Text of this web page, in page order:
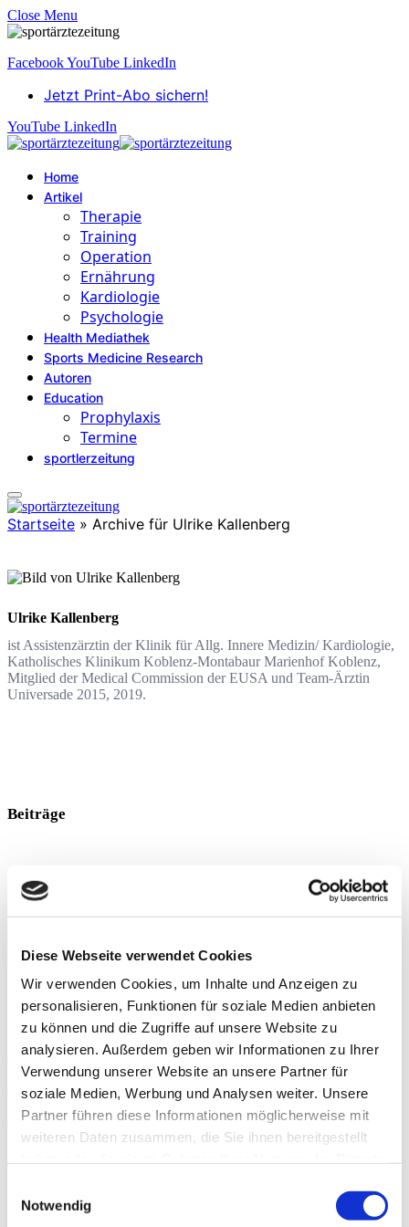
Diese Webseite verwendet Cookies
Wir verwenden Cookies, um Inhalte und Anzeigen zu
personalisieren, Funktionen für soziale Medien anbieten
zu können und die Zugriffe auf unsere Website zu
analysieren. Außerdem geben wir Informationen zu Ihrer
Verwendung unserer Website an unsere Partner für
soziale Medien, Werbung und Analysen weiter. Unsere
Partner führen diese Informationen möglicherweise mit
weiteren Daten zusammen, die Sie ihnen bereitgestellt
Notwendig
Close Menu
FacebookYouTube LinkedIn
Jetzt Print-Abo sichern!
YouTube LinkedIn
Home
Artikel
Therapie
Training
Operation
Ernährung
Kardiologie
Psychologie
Health Mediathek
Sports Medicine Research
Autoren
Education
Prophylaxis
Termine
sportlerzeitung
Startseite » Archive für Ulrike Kallenberg
Ulrike Kallenberg
ist Assistenzärztin der Klinik für Allg. Innere Medizin/ Kardiologie,
Katholisches Klinikum Koblenz-Montabaur Marienhof Koblenz,
Mitglied der Medical Commission der EUSA und Team-Ärztin
Universade 2015, 2019.
Beiträge
The Benefits of Vitamin D Supplementation for
Athletes
COVID-19 hat dazu geführt, dass viele, auch große Wettkämpfe
wie z. B. die Olympischen Spiele verschoben oder sogar abgesagt